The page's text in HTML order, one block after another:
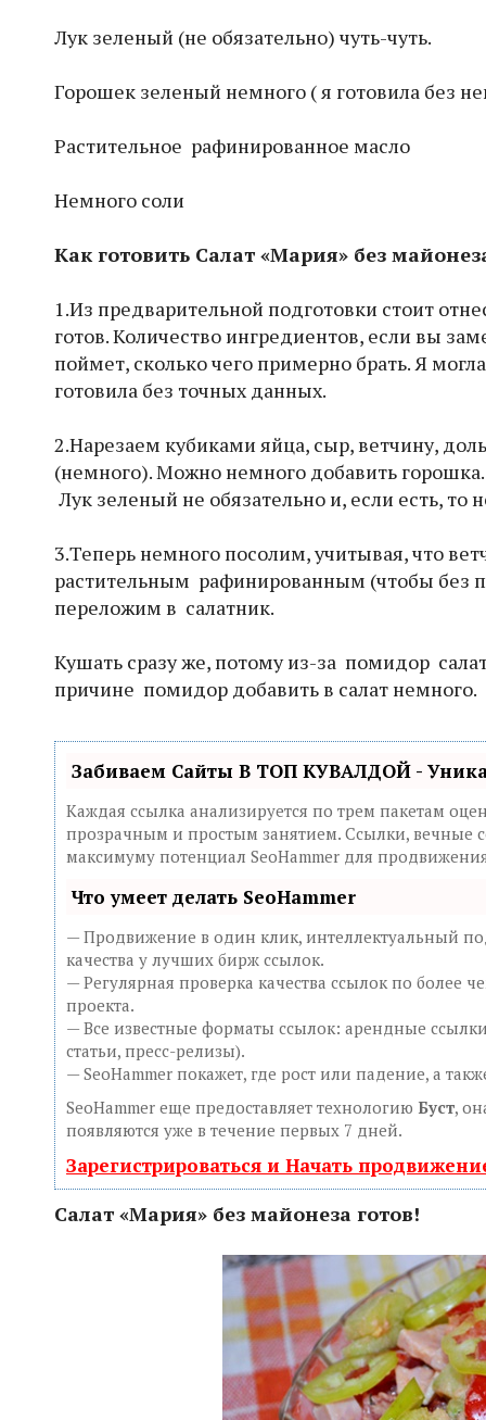
Лук зеленый (не обязательно) чуть-чуть.
Горошек зеленый немного ( я готовила без
Растительное рафинированное масло
Немного соли
Как готовить Салат «Мария» без
1.Из предварительной подготовки стоит
готов. Количество ингредиентов, если вы
поймет, сколько чего примерно брать. Я
готовила без точных данных.
2.Нарезаем кубиками яйца, сыр, ветчину,
(немного). Можно немного добавить
Лук зеленый не обязательно и, если есть, то
3.Теперь немного посолим, учитывая, что
растительным рафинированным (чтобы без
переложим в салатник.
Кушать сразу же, потому из-за помидор
причине помидор добавить в салат немного.
Забиваем Сайты В ТОП КУВАЛДОЙ -
Каждая ссылка анализируется по трем пакетам
прозрачным и простым занятием. Ссылки, вечные
максимуму потенциал SeoHammer для
Что умеет делать SeoHammer
— Продвижение в один клик, интеллектуальный
качества у лучших бирж ссылок.
— Регулярная проверка качества ссылок по более
проекта.
— Все известные форматы ссылок: арендные
статьи, пресс-релизы).
— SeoHammer покажет, где рост или падение, а
SeoHammer еще предоставляет технологию Буст,
появляются уже в течение первых 7 дней.
Зарегистрироваться и Начать
Салат «Мария» без майонеза готов!